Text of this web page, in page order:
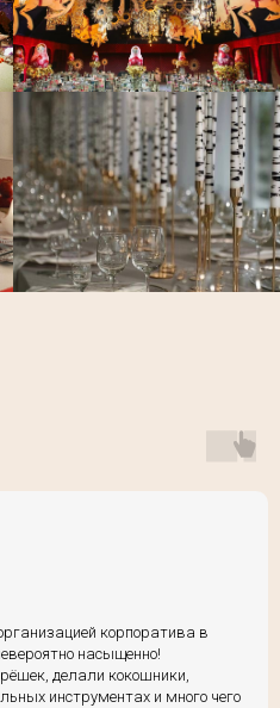
корпоратива в
насыщенно!
делали кокошники,
инструментах и много чего